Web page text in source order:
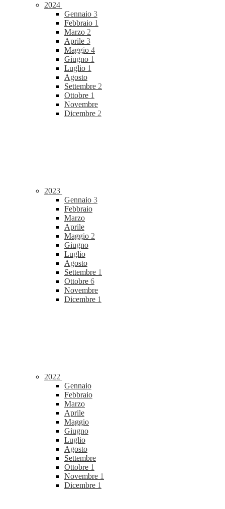
2024
Gennaio 3
Febbraio 1
Marzo 2
Aprile 3
Maggio 4
Giugno 1
Luglio 1
Agosto
Settembre 2
Ottobre 1
Novembre
Dicembre 2
2023
Gennaio 3
Febbraio
Marzo
Aprile
Maggio 2
Giugno
Luglio
Agosto
Settembre 1
Ottobre 6
Novembre
Dicembre 1
2022
Gennaio
Febbraio
Marzo
Aprile
Maggio
Giugno
Luglio
Agosto
Settembre
Ottobre 1
Novembre 1
Dicembre 1